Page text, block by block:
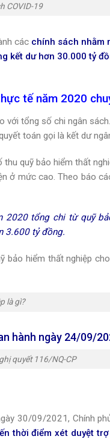
COVID-19
các chính sách nhằm
kết dư hơn 30.000 tỷ
tế năm 2020
với tổng số chi ngân
toán gọi là kết dư
quỹ bảo hiểm thất
ở mức cao. Theo báo
2020 tổng chi từ quỹ
3.600 tỷ đồng.
bảo hiểm thất nghiệp
là gì?
hành ngày 24/09/
quyết 116/NQ-CP
30/09/2021, Chính
thời điểm xét duyệt